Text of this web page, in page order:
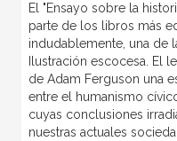
El "Ensayo sobre la
parte de los libros más
indudablemente, una de
Ilustración escocesa. El
de Adam Ferguson una
entre el humanismo
cuyas conclusiones
nuestras actuales